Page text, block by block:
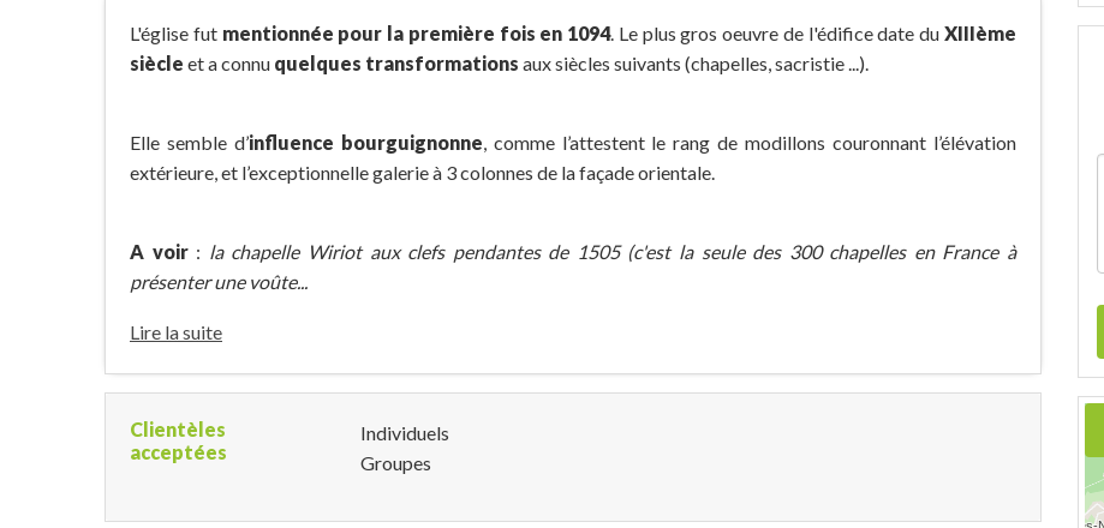
L'église fut mentionnée pour la première fois en 1094. Le plus gros oeuvre de l'édifice date duXIIIème
siècle et a connu quelques transformations aux siècles suivants (chapelles, sacristie ...).
Elle semble d’influence bourguignonne, comme l’attestent le rang de modillons couronnant l’élévation
extérieure, et l’exceptionnelle galerie à 3 colonnes de la façade orientale.
A voir: la chapelle Wiriot aux clefs pendantes de 1505 (c'est la seule des 300 chapelles en France à
présenter une voûte...
Lire la suite
Clientèles
acceptées
Individuels
Groupes